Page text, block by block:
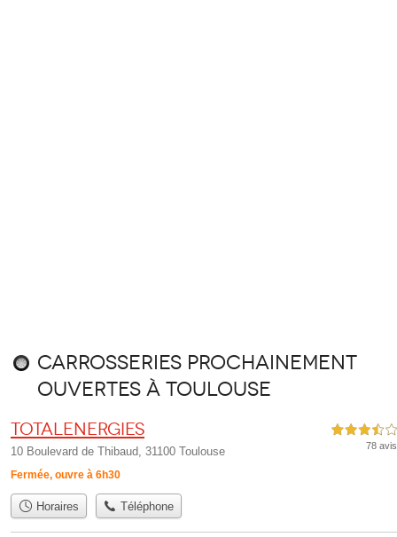
Carrosseries prochainement
ouvertes à Toulouse
TotalEnergies
10 Boulevard de Thibaud, 31100 Toulouse
Fermée, ouvre à 6h30
3,5 étoiles sur 5
78 avis
Horaires Téléphone